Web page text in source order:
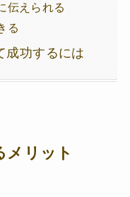
伝えられる
る
成功するには
メリット